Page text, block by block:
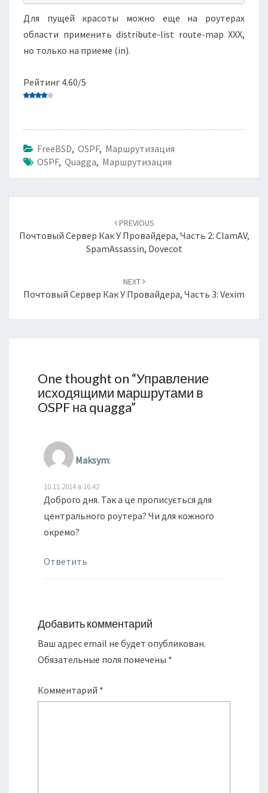
Для пущей красоты можно еще на роутерах
области применить distribute-list route-map XXX,
но только на приеме (in).
Рейтинг 4.60/5
FreeBSD, OSPF, Маршрутизация
OSPF, Quagga, Маршрутизация
записям
PREVIOUS
Почтовый Сервер Как У Провайдера, Часть 2: ClamAV,
SpamAssassin, Dovecot
NEXT
Почтовый Сервер Как У Провайдера, Часть 3: Vexim
One thought on “Управление
исходящими маршрутами в
OSPF на quagga”
Maksym:
10.11.2014 в 16:42
Доброго дня. Так а це прописується для
центрального роутера? Чи для кожного
окремо?
Ответить
Добавить комментарий
Ваш адрес email не будет опубликован.
Обязательные поля помечены *
Комментарий *